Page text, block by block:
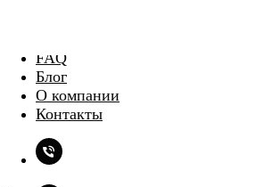
FAQ
Блог
О компании
Контакты